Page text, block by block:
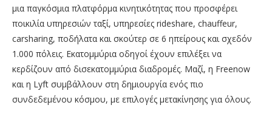
μια παγκόσμια πλατφόρμα κινητικότητας που προσφέρει
ποικιλία υπηρεσιών ταξί, υπηρεσίες rideshare, chauffeur,
carsharing, ποδήλατα και σκούτερ σε 6 ηπείρους και σχεδόν
1.000 πόλεις. Εκατομμύρια οδηγοί έχουν επιλέξει να
κερδίζουν από δισεκατομμύρια διαδρομές. Μαζί, η Freenow
και η Lyft συμβάλλουν στη δημιουργία ενός πιο
συνδεδεμένου κόσμου, με επιλογές μετακίνησης για όλους.